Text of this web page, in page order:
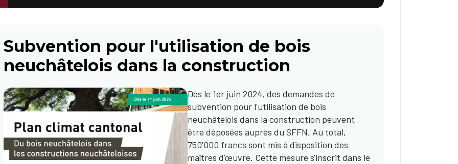
Subvention pour l'utilisation de bois
neuchâtelois dans la construction
Dès le 1er juin 2024, des demandes de
subvention pour l'utilisation de bois
neuchâtelois dans la construction peuvent
être déposées auprès du SFFN. Au total,
750'000 francs sont mis à disposition des
maîtres d'œuvre. Cette mesure s'inscrit dans le